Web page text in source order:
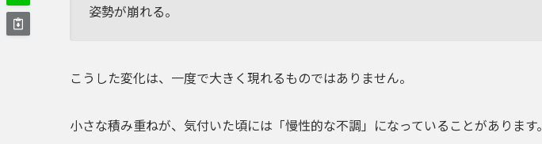
姿勢が崩れる。
こうした変化は、一度で大きく現れるものではありません。
小さな積み重ねが、気付いた頃には「慢性的な不調」になっていることがあります。